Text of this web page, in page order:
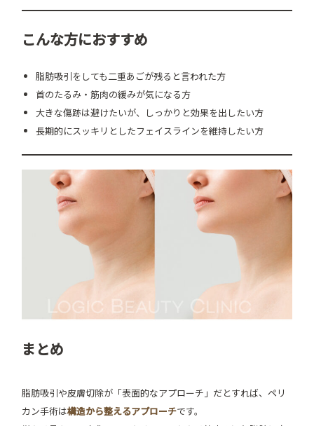
こんな方におすすめ
脂肪吸引をしても二重あごが残ると言われた方
首のたるみ・筋肉の緩みが気になる方
大きな傷跡は避けたいが、しっかりと効果を出したい方
長期的にスッキリとしたフェイスラインを維持したい方
まとめ
脂肪吸引や皮膚切除が「表面的なアプローチ」だとすれば、ペリ
カン手術は構造から整えるアプローチです。